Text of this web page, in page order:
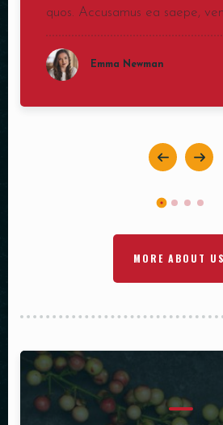
quos. Accusamus ea saepe,
Emma Newman
MORE ABOUT US